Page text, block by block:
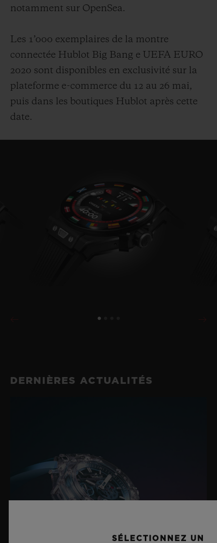
notamment sur OpenSea.
Les 1’000 exemplaires de la montre
connectée Hublot Big Bang e UEFA EURO
2020 sont disponibles en exclusivité sur la
plateforme e-commerce du 12 au 26 mai,
puis dans les boutiques Hublot après cette
date.
DERNIÈRES ACTUALITÉS
SÉLECTIONNEZ UN